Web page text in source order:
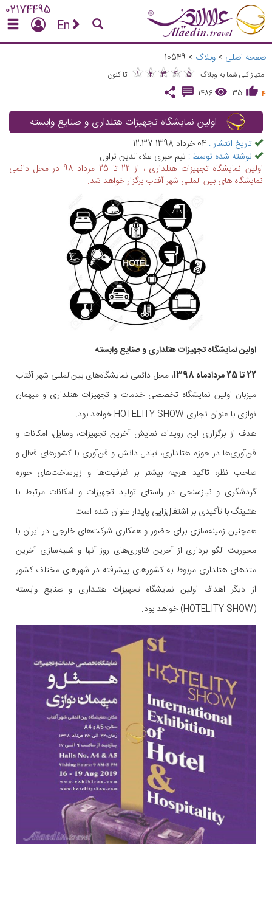
02174495
En
صفحه اصلی > وبلاگ >
10549
امتیاز کلی شما به وبلاگ ★
1 ★
2 ★
3 ★
4 ★
5
★★★★★
تا کنون
4
35
1486
اولین نمایشگاه تجهیزات هتلداری و صنایع وابسته
تاریخ انتشار : 04 خرداد 1398 12:37
نوشته شده توسط : تیم خبری علاءالدین تراول
اولین نمایشگاه تجهیزات هتلداری ، از 22 تا 25 مرداد 98 در محل دائمی
نمایشگاه های بین المللی شهر آفتاب برگزار خواهد شد.
اولین نمایشگاه تجهیزات هتلداری و صنایع وابسته
22 تا 25 مردادماه 1398
، محل دائمی نمایشگاه‌های بین‌المللی شهر آفتاب
میزبان اولین نمایشگاه تخصصی خدمات و تجهیزات هتلداری و میهمان
نوازی با عنوان تجاری HOTELITY SHOW خواهد بود.
هدف از برگزاری این رویداد، نمایش آخرین تجهیزات، وسایل، امکانات و
فن‌آوری‌ها در حوزه هتلداری، تبادل دانش و فن‌آوری با کشورهای فعال و
صاحب نظر، تاکید هرچه بیشتر بر ظرفیت‌ها و زیرساخت‌های حوزه
گردشگری و نیازسنجی در راستای تولید تجهیزات و امکانات مرتبط با
هتلینگ با تأکیدی بر اشتغال‌زایی پایدار عنوان شده است.
همچنین زمینه‌سازی برای حضور و همکاری شرکت‌های خارجی در ایران با
محوریت الگو برداری از آخرین فناوری‌های روز آنها و شبیه‌سازی آخرین
متدهای هتلداری مربوط به کشورهای پیشرفته در شهرهای مختلف کشور
از دیگر اهداف اولین نمایشگاه تجهیزات هتلداری و صنایع وابسته
(HOTELITY SHOW) خواهد بود.